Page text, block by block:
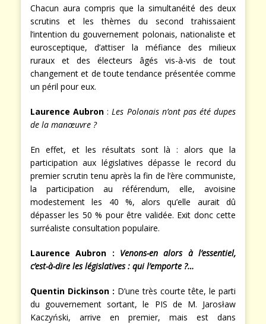
Chacun aura compris que la simultanéité des deux
scrutins et les thèmes du second trahissaient
l’intention du gouvernement polonais, nationaliste et
eurosceptique, d’attiser la méfiance des milieux
ruraux et des électeurs âgés vis-à-vis de tout
changement et de toute tendance présentée comme
un péril pour eux.
Laurence Aubron:Les Polonais n’ont pas été dupes
de la manœuvre ?
En effet, et les résultats sont là : alors que la
participation aux législatives dépasse le record du
premier scrutin tenu après la fin de l’ère communiste,
la participation au référendum, elle, avoisine
modestement les 40 %, alors qu’elle aurait dû
dépasser les 50 % pour être validée. Exit donc cette
surréaliste consultation populaire.
Laurence Aubron : Venons-en alors à l’essentiel,
c’est-à-dire les législatives : qui l’emporte ?…
Quentin Dickinson : D’une très courte tête, le parti
du gouvernement sortant, le PIS de M. Jarosław
Kaczyński, arrive en premier, mais est dans